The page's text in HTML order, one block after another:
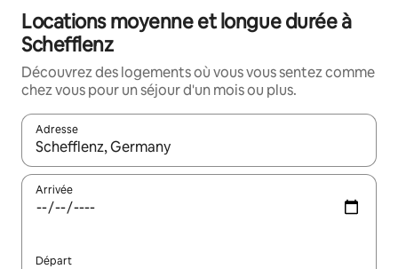
Locations moyenne et longue durée à
Schefflenz
Découvrez des logements où vous vous sentez comme
chez vous pour un séjour d'un mois ou plus.
Adresse
Lorsque les résultats s'affichent, utilisez les flèches vers le
Arrivée
Départ